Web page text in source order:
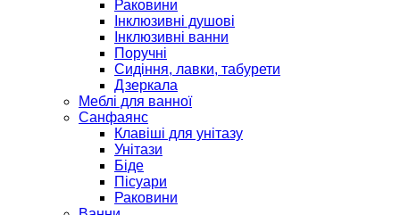
Раковини
Інклюзивні душові
Інклюзивні ванни
Поручні
Сидіння, лавки, табурети
Дзеркала
Меблі для ванної
Санфаянс
Клавіші для унітазу
Унітази
Біде
Пісуари
Раковини